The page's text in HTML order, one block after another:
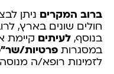
ברוב המקרים ניתן
חולים שונים בארץ,
בנוסף, לעיתים קיימת
במסגרות פרטיות/
לזמינות רופא/ה